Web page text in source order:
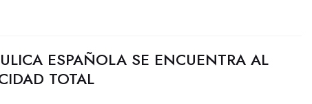
ESPAÑOLA SE ENCUENTRA AL
TOTAL